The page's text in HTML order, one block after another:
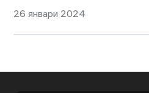
26 январи 2024